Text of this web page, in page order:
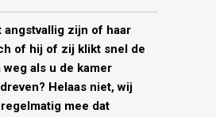
zijn of haar
of hij of zij klikt snel de
als u de kamer
Helaas niet, wij
mee dat